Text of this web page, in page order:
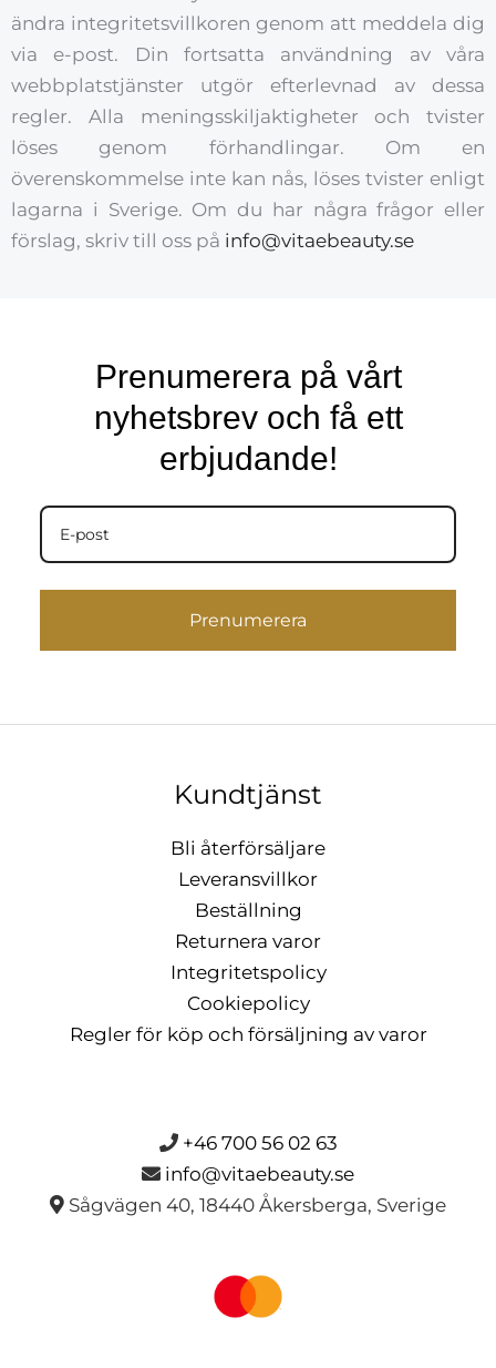
ändra integritetsvillkoren genom att meddela dig
via e-post. Din fortsatta användning av våra
webbplatstjänster utgör efterlevnad av dessa
regler. Alla meningsskiljaktigheter och tvister
löses genom förhandlingar. Om en
överenskommelse inte kan nås, löses tvister enligt
lagarna i Sverige. Om du har några frågor eller
förslag, skriv till oss på info@vitaebeauty.se
Prenumerera på vårt
nyhetsbrev och få ett
erbjudande!
Prenumerera
Kundtjänst
Bli återförsäljare
Leveransvillkor
Beställning
Returnera varor
Integritetspolicy
Cookiepolicy
Regler för köp och försäljning av varor
+46 700 56 02 63
info@vitaebeauty.se
Sågvägen 40, 18440 Åkersberga, Sverige